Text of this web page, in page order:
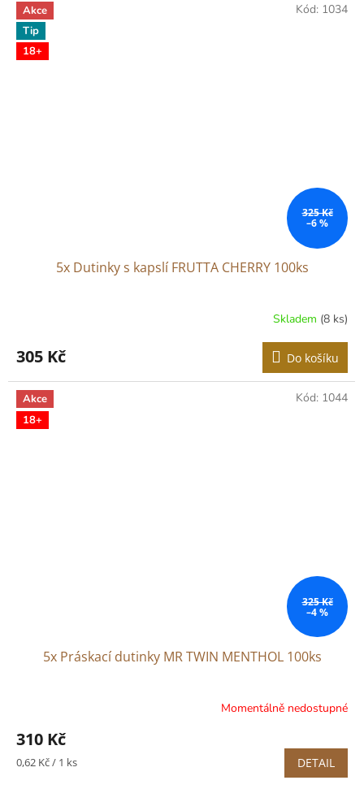
Akce
Tip
18+
325 Kč
–6 %
5x Dutinky s kapslí FRUTTA CHERRY 100ks
Skladem (8 ks)
305 Kč Do košíku
Kód: 1034
Akce
18+
325 Kč
–4 %
5x Práskací dutinky MR TWIN MENTHOL 100ks
Momentálně nedostupné
310 Kč
Měrná
0,62 Kč / 1 ks DETAIL
Kód: 1044